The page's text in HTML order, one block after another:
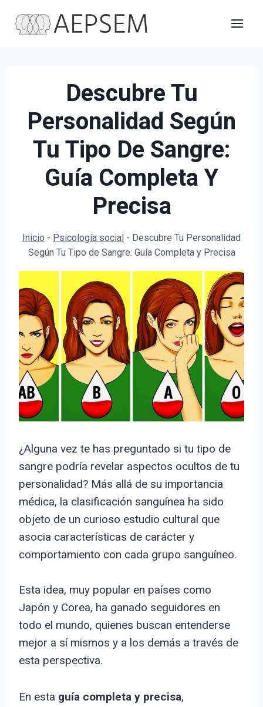
Descubre Tu
Personalidad Según
Tu Tipo De Sangre:
Guía Completa Y
Precisa
Inicio - Psicología social - Descubre Tu Personalidad
Según Tu Tipo de Sangre: Guía Completa y Precisa
¿Alguna vez te has preguntado si tu tipo de
sangre podría revelar aspectos ocultos de tu
personalidad? Más allá de su importancia
médica, la clasificación sanguínea ha sido
objeto de un curioso estudio cultural que
asocia características de carácter y
comportamiento con cada grupo sanguíneo.
Esta idea, muy popular en países como
Japón y Corea, ha ganado seguidores en
todo el mundo, quienes buscan entenderse
mejor a sí mismos y a los demás a través de
esta perspectiva.
En esta guía completa y precisa,